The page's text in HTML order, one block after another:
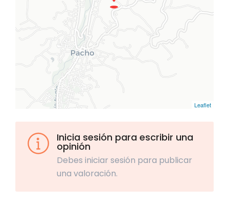
Leaflet
Inicia sesión para escribir una
opinión
Debes iniciar sesión para publicar
una valoración.